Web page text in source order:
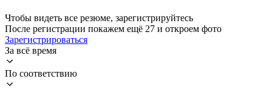
Чтобы видеть все резюме, зарегистрируйтесь
После регистрации покажем ещё 27 и откроем фото
Зарегистрироваться
За всё время
По соответствию